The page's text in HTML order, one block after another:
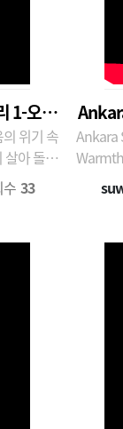
1-오경
살아 돌아
헤어진
도움
팔이·
33
Ankara
Warmth